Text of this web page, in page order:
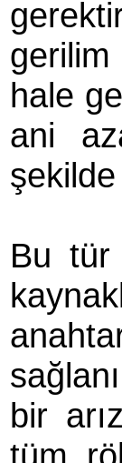
hale
ani
Bu tür
bir